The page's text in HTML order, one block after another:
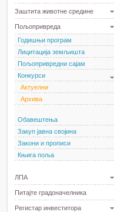
Заштита животне средине
Пољопривреда
Годишњи програм
Лицитација земљишта
Пољопривредни сајам
Конкурси
Актуелни
Архива
Обавештења
Закуп јавна својина
Закони и прописи
Књига поља
ЛПА
Питајте градоначелника
Регистар инвеститора